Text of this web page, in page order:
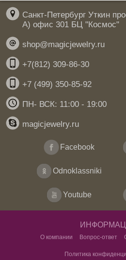
Санкт-Петербург Уткин
А) офис 301 БЦ "Космос"
shop@magicjewelry.ru
+7(812) 309-86-30
+7 (499) 350-85-92
ПН- ВСК: 11:00 - 19:00
magicjewelry.ru
Facebook
Odnoklassniki
Youtube
О компании Вопрос-ответ
Политика